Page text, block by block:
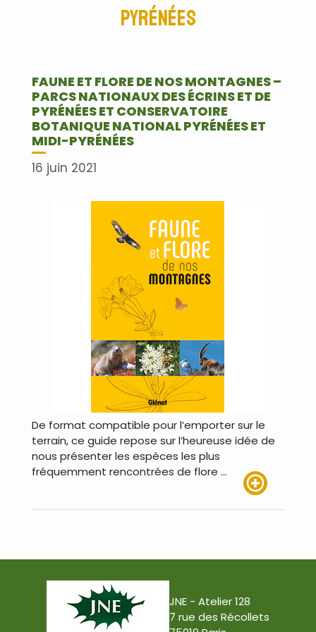
Pyrénées
FAUNE ET FLORE DE NOS MONTAGNES –
PARCS NATIONAUX DES ÉCRINS ET DE
PYRÉNÉES ET CONSERVATOIRE
BOTANIQUE NATIONAL PYRÉNÉES ET
MIDI-PYRÉNÉES
16 juin 2021
De format compatible pour l’emporter sur le
terrain, ce guide repose sur l’heureuse idée de
nous présenter les espèces les plus
fréquemment rencontrées de flore …
JNE - Atelier 128
7 rue des Récollets